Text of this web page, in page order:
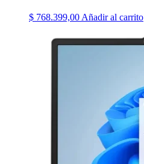
$ 768.399,00 Añadir al carrito